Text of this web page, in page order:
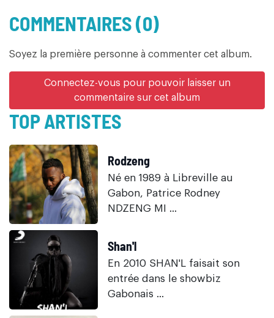
COMMENTAIRES (0)
Soyez la première personne à commenter cet album.
Connectez-vous pour pouvoir laisser un
commentaire sur cet album
TOP ARTISTES
Rodzeng
Né en 1989 à Libreville au
Gabon, Patrice Rodney
NDZENG MI ...
Shan'l
En 2010 SHAN'L faisait son
entrée dans le showbiz
Gabonais ...